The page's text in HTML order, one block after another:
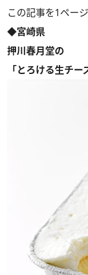
この記事を1ペー
◆宮崎県
押川春月堂の
「とろける生チー